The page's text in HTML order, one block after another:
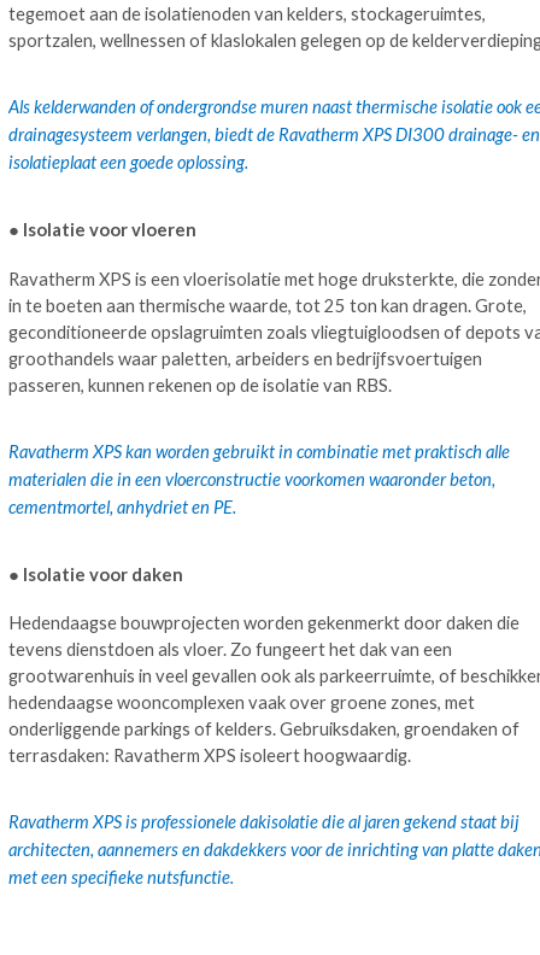
tegemoet aan de isolatienoden van kelders, stockageruimtes,
sportzalen, wellnessen of klaslokalen gelegen op de
Als kelderwanden of ondergrondse muren naast thermische isolatie ook
drainagesysteem verlangen, biedt de Ravatherm XPS DI300 drainage- en
isolatieplaat een goede oplossing.
● Isolatie voor vloeren
Ravatherm XPS is een vloerisolatie met hoge druksterkte, die
in te boeten aan thermische waarde, tot 25 ton kan dragen. Grote,
geconditioneerde opslagruimten zoals vliegtuigloodsen of depots
groothandels waar paletten, arbeiders en bedrijfsvoertuigen
passeren, kunnen rekenen op de isolatie van RBS.
Ravatherm XPS kan worden gebruikt in combinatie met praktisch alle
materialen die in een vloerconstructie voorkomen waaronder beton,
cementmortel, anhydriet en PE.
● Isolatie voor daken
Hedendaagse bouwprojecten worden gekenmerkt door daken die
tevens dienstdoen als vloer. Zo fungeert het dak van een
grootwarenhuis in veel gevallen ook als parkeerruimte, of
hedendaagse wooncomplexen vaak over groene zones, met
onderliggende parkings of kelders. Gebruiksdaken, groendaken of
terrasdaken: Ravatherm XPS isoleert hoogwaardig.
Ravatherm XPS is professionele dakisolatie die al jaren gekend staat bij
architecten, aannemers en dakdekkers voor de inrichting van platte
met een specifieke nutsfunctie.